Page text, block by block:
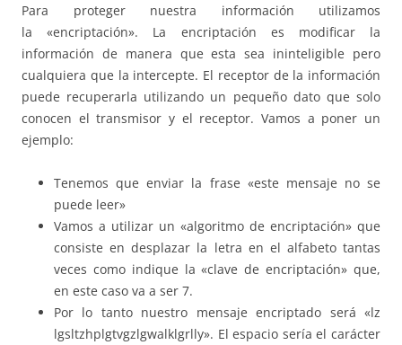
Para proteger nuestra información utilizamos
la «encriptación». La encriptación es modificar la
información de manera que esta sea ininteligible pero
cualquiera que la intercepte. El receptor de la información
puede recuperarla utilizando un pequeño dato que solo
conocen el transmisor y el receptor. Vamos a poner un
ejemplo:
Tenemos que enviar la frase «este mensaje no se
puede leer»
Vamos a utilizar un «algoritmo de encriptación» que
consiste en desplazar la letra en el alfabeto tantas
veces como indique la «clave de encriptación» que,
en este caso va a ser 7.
Por lo tanto nuestro mensaje encriptado será «lz
lgsltzhplgtvgzlgwalklgrlly». El espacio sería el carácter